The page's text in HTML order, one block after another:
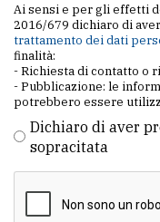
Ai sensi e per gli effetti
2016/679 dichiaro di
trattamento dei dati
finalità:
- Richiesta di contatto o
- Pubblicazione: le
potrebbero essere
Dichiaro di aver
sopracitata